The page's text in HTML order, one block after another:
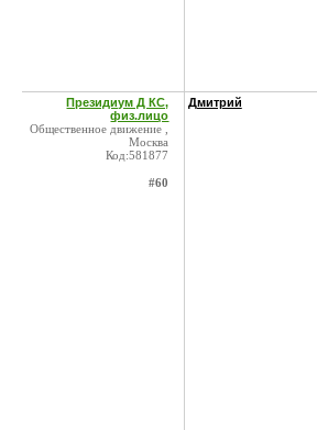
Президиум Д КС,
физ.лицо
Общественное движение ,
Москва
Код:581877
#60
Дмитрий